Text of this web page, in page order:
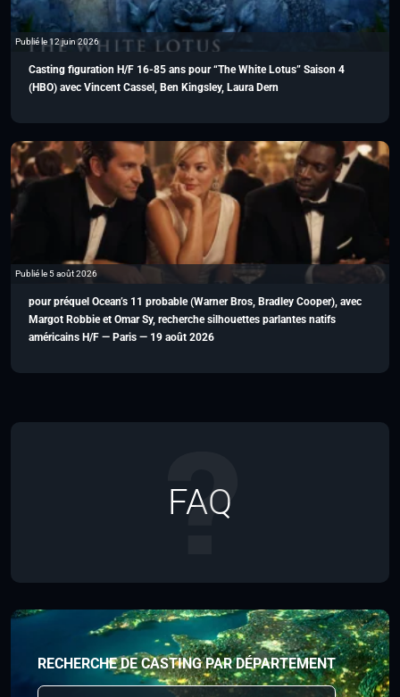
Publié le 12 juin 2026
Casting figuration H/F 16-85 ans pour “The White Lotus” Saison 4
(HBO) avec Vincent Cassel, Ben Kingsley, Laura Dern
Publié le 5 août 2026
pour préquel Ocean’s 11 probable (Warner Bros, Bradley Cooper), avec
Margot Robbie et Omar Sy, recherche silhouettes parlantes natifs
américains H/F — Paris — 19 août 2026
FAQ
RECHERCHE DE CASTING PAR DÉPARTEMENT